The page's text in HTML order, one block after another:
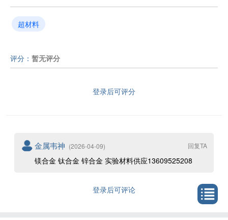
超材料
评分： 暂无评分
登录后可评分
金属韦神 (2026-04-09) 回复TA
镁合金 钛合金 锌合金 实验材料供应13609525208
登录后可评论